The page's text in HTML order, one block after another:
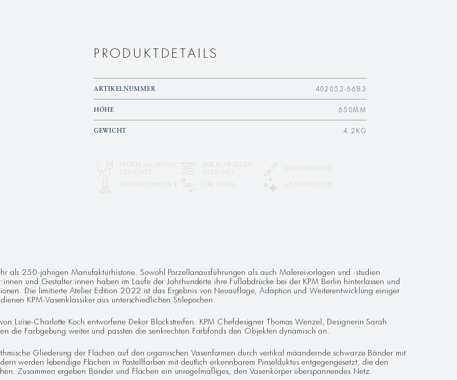
PRODUKTDETAILS
ARTIKELNUMMER 402053-6683
HÖHE 650MM
GEWICHT 4.2KG
als 250-jährigen Manufakturhistorie. Sowohl Porzellanausführungen als auch Malereivorlagen und -studien
und Gestalter:innen haben im Laufe der Jahrhunderte ihre Fußabdrücke bei der KPM Berlin hinterlassen und
Die limitierte Atelier Edition 2022 ist das Ergebnis von Neuauflage, Adaption und Weiterentwicklung einiger
KPM-Vasenklassiker aus unterschiedlichen Stilepochen.
Luise-Charlotte Koch entworfene Dekor Blockstreifen. KPM Chefdesigner Thomas Wenzel, Designerin Sarah
die Farbgebung weiter und passten die senkrechten Farbfonds den Objekten dynamisch an.
Gliederung der Flächen auf den organischen Vasenformen durch vertikal mäandernde schwarze Bänder mit
werden lebendige Flächen in Pastellfarben mit deutlich erkennbarem Pinselduktus entgegengesetzt, die den
Zusammen ergeben Bänder und Flächen ein unregelmäßiges, den Vasenkörper überspannendes Netz.